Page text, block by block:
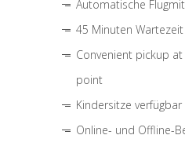
Automatische
45 Minuten
Convenient pickup
point
Kindersitze verfügbar
Online- und Offline-